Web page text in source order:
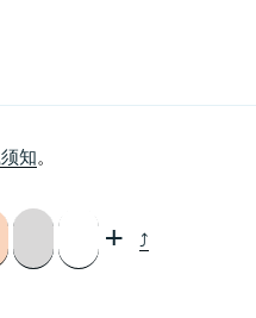
知。
+ ⤴